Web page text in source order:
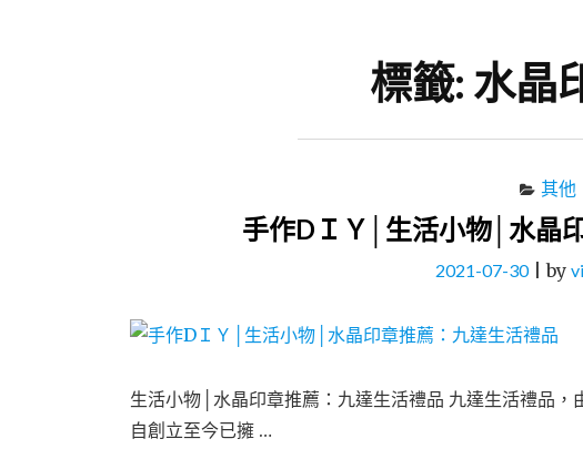
標籤: 水晶
其他
手作DＩＹ│生活小物│水晶
2021-07-30|by
生活小物│水晶印章推薦：九達生活禮品 九達生活禮品，
自創立至今已擁 …